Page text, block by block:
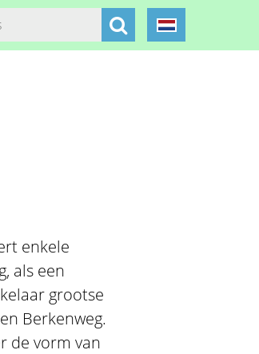
enkele
als een
grootse
Berkenweg.
de vorm van